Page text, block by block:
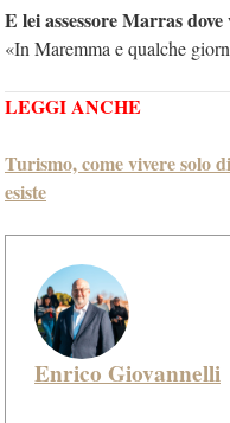
E lei assessore Marras
«In Maremma e qualche
LEGGI ANCHE
Turismo, come vivere solo
esiste
Enrico Giovannelli